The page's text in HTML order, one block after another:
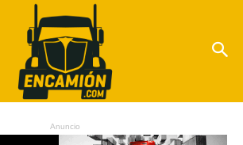
Anuncio